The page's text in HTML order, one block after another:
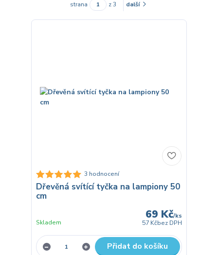
strana z 3 další
3 hodnocení
Dřevěná svítící tyčka na lampiony 50
cm
69 Kč/ks
57 Kčbez DPH
Skladem
Přidat do košíku